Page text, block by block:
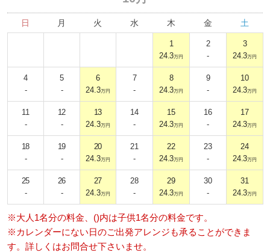
日 月 火 水 木 金 土
1
24.3万円
2
-
3
24.3万円
4
-
5
-
6
24.3万円
7
-
8
24.3万円
9
-
10
24.3万円
11
-
12
-
13
24.3万円
14
-
15
24.3万円
16
-
17
24.3万円
18
-
19
-
20
24.3万円
21
-
22
24.3万円
23
-
24
24.3万円
25
-
26
-
27
24.3万円
28
-
29
24.3万円
30
-
31
24.3万円
※大人1名分の料金、()内は子供1名分の料金です。
※カレンダーにない日のご出発アレンジも承ることができま
す。詳しくはお問合せ下さいませ。